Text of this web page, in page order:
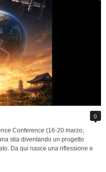
0
Conference (16-20 marzo,
stia diventando un progetto
Da qui nasce una riflessione e